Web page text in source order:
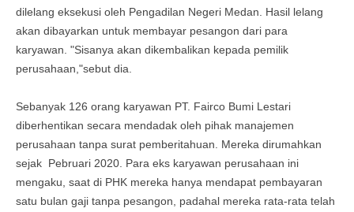
dilelang eksekusi oleh Pengadilan Negeri Medan. Hasil lelang
akan dibayarkan untuk membayar pesangon dari para
karyawan. "Sisanya akan dikembalikan kepada pemilik
perusahaan,"sebut dia.
Sebanyak 126 orang karyawan PT. Fairco Bumi Lestari
diberhentikan secara mendadak oleh pihak manajemen
perusahaan tanpa surat pemberitahuan. Mereka dirumahkan
sejak Pebruari 2020. Para eks karyawan perusahaan ini
mengaku, saat di PHK mereka hanya mendapat pembayaran
satu bulan gaji tanpa pesangon, padahal mereka rata-rata telah